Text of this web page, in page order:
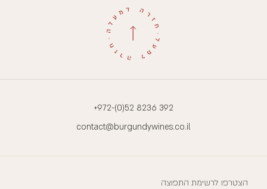
+972-(0)52 8236 392
contact@burgundywines.co.il
הצטרפו לרשימת התפוצה